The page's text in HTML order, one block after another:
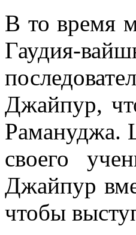
В то время
Гаудия-
Джайпур,
Рамануджа.
своего
Джайпур
чтобы